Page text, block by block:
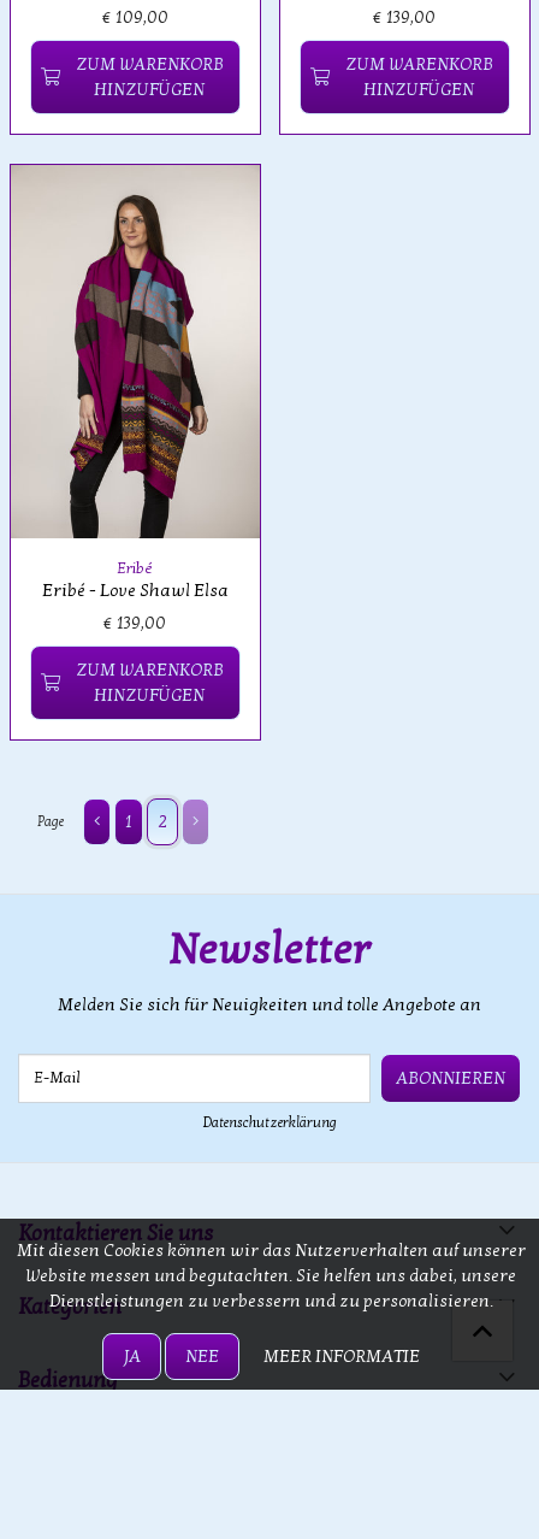
€ 109,00
ZUM WARENKORB
HINZUFÜGEN
€ 139,00
ZUM WARENKORB
HINZUFÜGEN
Eribé
Eribé - Love Shawl Elsa
€ 139,00
ZUM WARENKORB
HINZUFÜGEN
Page 1 2
Newsletter
Melden Sie sich für Neuigkeiten und tolle Angebote an
ABONNIEREN
Datenschutzerklärung
Kontaktieren Sie uns
Kategorien
Bedienung
Mit diesen Cookies können wir das Nutzerverhalten auf unserer
Website messen und begutachten. Sie helfen uns dabei, unsere
Dienstleistungen zu verbessern und zu personalisieren.
JA NEE MEER INFORMATIE